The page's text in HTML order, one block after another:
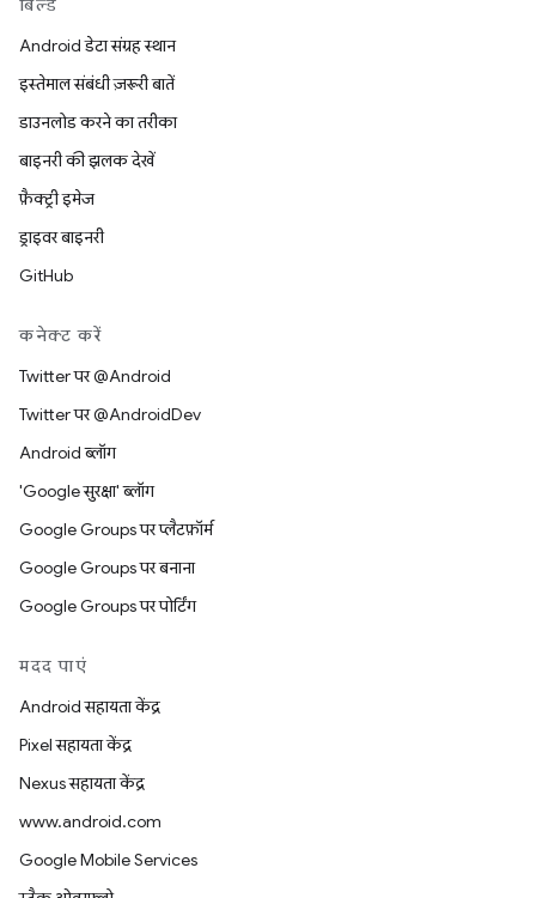
बिल्ड
Android डेटा संग्रह स्थान
इस्तेमाल संबंधी ज़रूरी बातें
डाउनलोड करने का तरीका
बाइनरी की झलक देखें
फ़ैक्ट्री इमेज
ड्राइवर बाइनरी
GitHub
कनेक्ट करें
Twitter पर @Android
Twitter पर @AndroidDev
Android ब्लॉग
'Google सुरक्षा' ब्लॉग
Google Groups पर प्लैटफ़ॉर्म
Google Groups पर बनाना
Google Groups पर पोर्टिंग
मदद पाएं
Android सहायता केंद्र
Pixel सहायता केंद्र
Nexus सहायता केंद्र
www.android.com
Google Mobile Services